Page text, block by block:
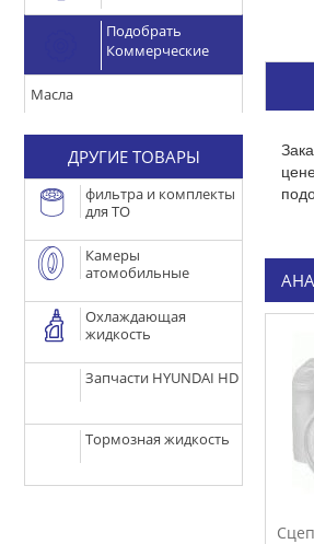
Подобрать
Коммерческие
Масла
ДРУГИЕ ТОВАРЫ
фильтра и комплекты
для ТО
Камеры
атомобильные
Охлаждающая
жидкость
Запчасти HYUNDAI HD
Тормозная жидкость